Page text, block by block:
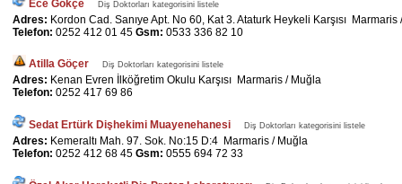
Ece Gökçe Diş Doktorları kategorisini listele
Adres: Kordon Cad. Sanıye Apt. No 60, Kat 3. Ataturk Heykeli Karşısı Marmaris
Telefon: 0252 412 01 45 Gsm: 0533 336 82 10
Atilla Göçer Diş Doktorları kategorisini listele
Adres: Kenan Evren İlköğretim Okulu Karşısı Marmaris / Muğla
Telefon: 0252 417 69 86
Sedat Ertürk Dişhekimi Muayenehanesi Diş Doktorları kategorisini listele
Adres: Kemeraltı Mah. 97. Sok. No:15 D:4 Marmaris / Muğla
Telefon: 0252 412 68 45 Gsm: 0555 694 72 33